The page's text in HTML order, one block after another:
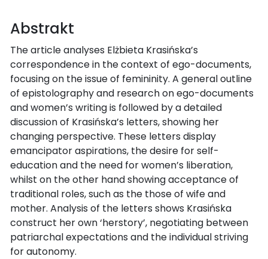
Abstrakt
The article analyses Elżbieta Krasińska’s
correspondence in the context of ego-documents,
focusing on the issue of femininity. A general outline
of epistolography and research on ego-documents
and women’s writing is followed by a detailed
discussion of Krasińska’s letters, showing her
changing perspective. These letters display
emancipator aspirations, the desire for self-
education and the need for women’s liberation,
whilst on the other hand showing acceptance of
traditional roles, such as the those of wife and
mother. Analysis of the letters shows Krasińska
construct her own ‘herstory’, negotiating between
patriarchal expectations and the individual striving
for autonomy.